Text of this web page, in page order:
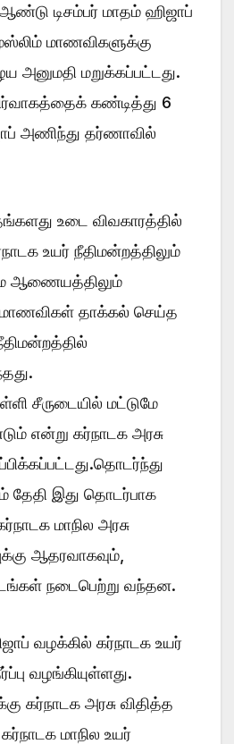
டிசம்பர் மாதம் ஹிஜாப்
மாணவிகளுக்கு
அனுமதி மறுக்கப்பட்டது.
கண்டித்து 6
அணிந்து தர்ணாவில்
உடை விவகாரத்தில்
உயர் நீதிமன்றத்திலும்
ஆணையத்திலும்
தாக்கல் செய்த
சீருடையில் மட்டுமே
என்று கர்நாடக அரசு
தேதி இது தொடர்பாக
மாநில அரசு
ஆதரவாகவும்,
நடைபெற்று வந்தன.
வழக்கில் கர்நாடக உயர்
வழங்கியுள்ளது.
கர்நாடக அரசு விதித்த
மாநில உயர்